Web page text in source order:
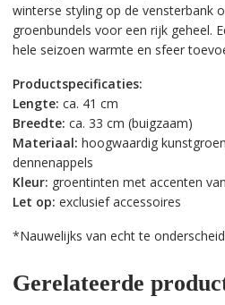
winterse styling op de vensterbank
groenbundels voor een rijk geheel.
hele seizoen warmte en sfeer
Productspecificaties:
Lengte: ca. 41 cm
Breedte: ca. 33 cm (buigzaam)
Materiaal: hoogwaardig
dennenappels
Kleur: groentinten met accenten
Let op: exclusief accessoires
*Nauwelijks van echt te
Gerelateerde